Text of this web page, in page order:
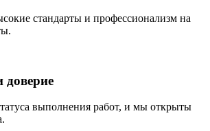
стандарты и профессионализм на
доверие
выполнения работ, и мы открыты